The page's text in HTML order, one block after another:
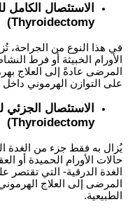
Thyroidectomy)
في هذا النوع من الجراحة،
الأورام الخبيثة أو فرط
المرضى عادةً إلى العلاج
على التوازن الهرموني
Thyroidectomy)
يُزال به فقط جزء من الغدة
حالات الأورام الحميدة أو
الغدة الدرقية- التي تقتصر
المرضى إلى العلاج
الطبيعية.